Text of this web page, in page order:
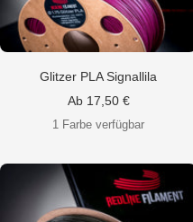
Glitzer PLA Signallila
Angebotspreis
Ab 17,50 €
1 Farbe verfügbar